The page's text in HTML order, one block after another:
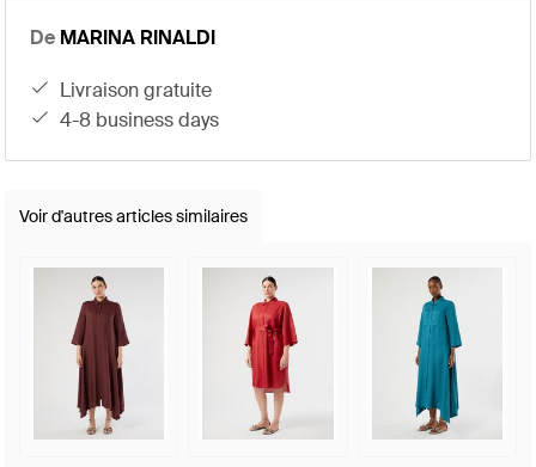
De MARINA RINALDI
livraison gratuite
4-8 business days
Voir d'autres articles similaires